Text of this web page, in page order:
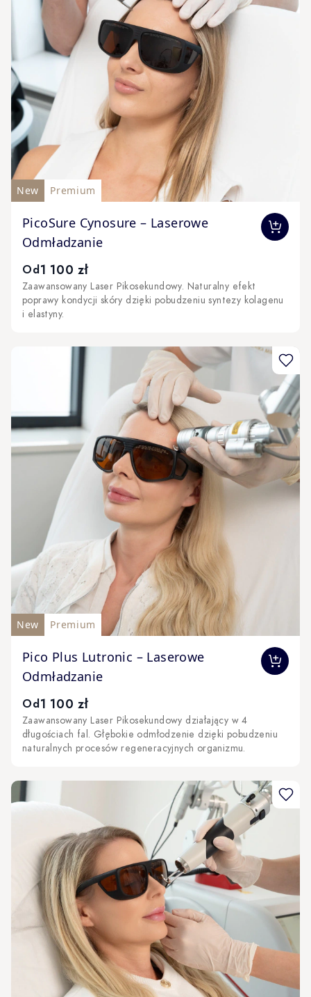
New Premium
PicoSure Cynosure – Laserowe
Odmładzanie
The price depends on the options chosen on the
Od1 100 zł
Zaawansowany Laser Pikosekundowy. Naturalny efekt
poprawy kondycji skóry dzięki pobudzeniu syntezy kolagenu
i elastyny.
New Premium
Pico Plus Lutronic – Laserowe
Odmładzanie
The price depends on the options chosen on the
Od1 100 zł
Zaawansowany Laser Pikosekundowy działający w 4
długościach fal. Głębokie odmłodzenie dzięki pobudzeniu
naturalnych procesów regeneracyjnych organizmu.